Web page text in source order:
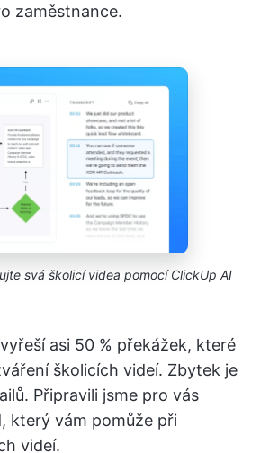
zaměstnance.
svá školicí videa pomocí ClickUp AI
asi 50 % překážek, které
školicích videí. Zbytek je
Připravili jsme pro vás
který vám pomůže při
videí.